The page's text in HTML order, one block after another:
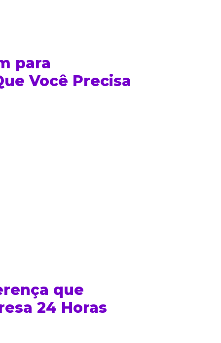
para
Você Precisa
que
24 Horas